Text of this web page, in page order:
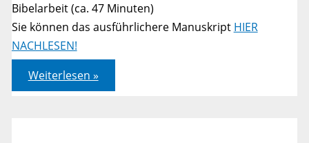
Bibelarbeit (ca. 47 Minuten)
Sie können das ausführlichere Manuskript HIER
NACHLESEN!
Psalm
046
Weiterlesen »